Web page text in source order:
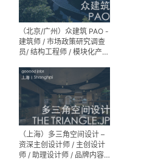
（北京/广州）众建筑 PAO -
建筑师 / 市场政策研究调查
员/ 结构工程师 / 模块化产品
师 / 机电工程师 / 实习生
（上海）多三角空间设计 –
资深主创设计师 / 主创设计
师 / 助理设计师 / 品牌内容